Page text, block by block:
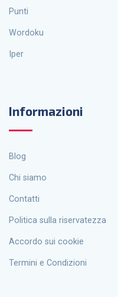
Punti
Wordoku
Iper
Informazioni
Blog
Chi siamo
Contatti
politica sulla riservatezza
Accordo sui cookie
Termini e Condizioni